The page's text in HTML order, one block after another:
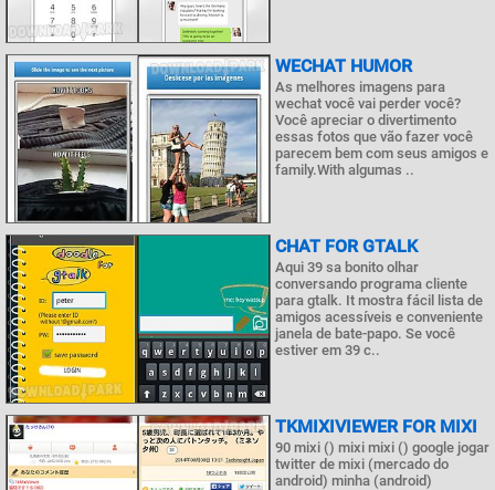
WECHAT HUMOR
As melhores imagens para
wechat você vai perder você?
Você apreciar o divertimento
essas fotos que vão fazer você
parecem bem com seus amigos e
family.With algumas ..
CHAT FOR GTALK
Aqui 39 sa bonito olhar
conversando programa cliente
para gtalk. It mostra fácil lista de
amigos acessíveis e conveniente
janela de bate-papo. Se você
estiver em 39 c..
TKMIXIVIEWER FOR MIXI
90 mixi () mixi mixi () google jogar
twitter de mixi (mercado do
android) minha (android)